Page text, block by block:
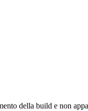
della build e non